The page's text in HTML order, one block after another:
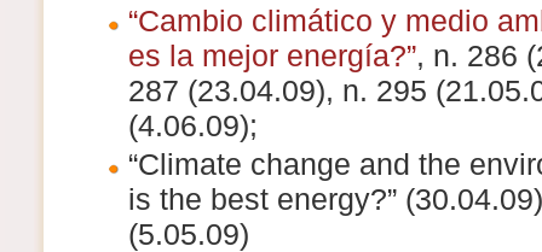
“Cambio climático y medio
es la mejor energía?”, n. 286
287 (23.04.09), n. 295
(4.06.09);
“Climate change and the
is the best energy?”
(5.05.09)